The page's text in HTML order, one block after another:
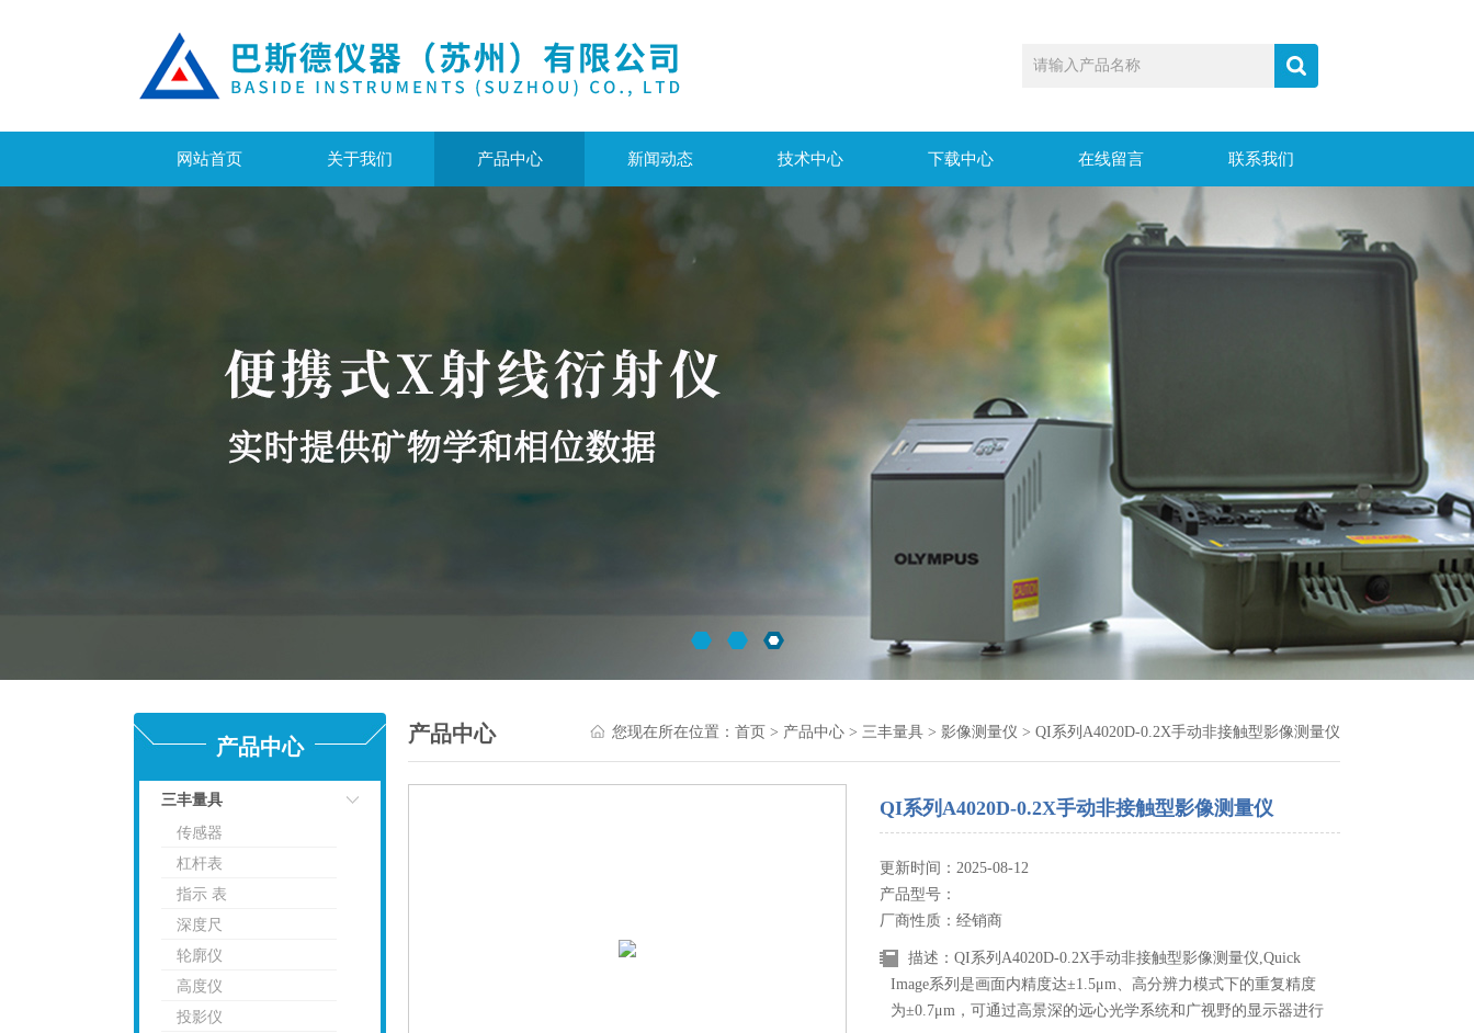
网站首页 关于我们 产品中心 新闻动态 技术中心 下载中心 在线留言 联系我们
产品中心
三丰量具
传感器
杠杆表
指示 表
深度尺
轮廓仪
高度仪
投影仪
产品中心 您现在所在位置： 首页 > 产品中心 > 三丰量具 > 影像测量仪 > QI系列A4020D-0.2X手动非接触型影像测量仪
QI系列A4020D-0.2X手动非接触型影像测量仪
更新时间：2025-08-12
产品型号：
厂商性质：经销商
描述：QI系列A4020D-0.2X手动非接触型影像测量仪,Quick
Image系列是画面内精度达±1.5μm、高分辨力模式下的重复精度
为±0.7μm，可通过高景深的远心光学系统和广视野的显示器进行